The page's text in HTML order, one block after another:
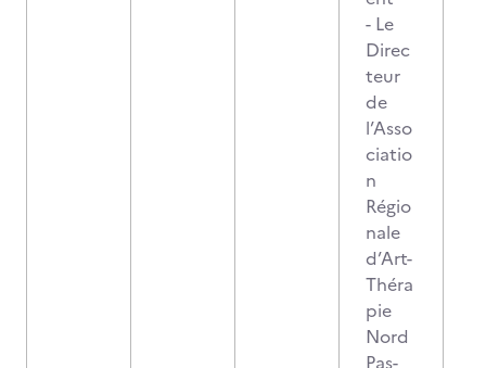
- Le
Direc
teur
de
l’Asso
ciatio
n
Régio
nale
d’Art-
Théra
pie
Nord
Pas-